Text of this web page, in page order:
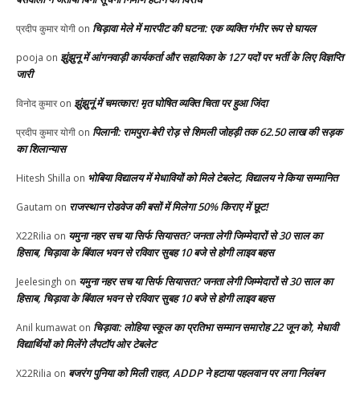
प्रदीप कुमार योगी on चिड़ावा मेले में मारपीट की घटना: एक व्यक्ति गंभीर रूप से घायल
pooja on झुंझुनू में आंगनवाड़ी कार्यकर्ता और सहायिका के 127 पदों पर भर्ती के लिए विज्ञप्ति
जारी
विनोद कुमारon झुंझुनूं में चमत्कार! मृत घोषित व्यक्ति चिता पर हुआ जिंदा
प्रदीप कुमार योगी on पिलानी: रामपुरा-बेरी रोड़ से शिमली जोहड़ी तक 62.50 लाख की सड़क
का शिलान्यास
Hitesh Shilla on भोबिया विद्यालय में मेधावियों को मिले टेबलेट, विद्यालय ने किया सम्मानित
Gautam on राजस्थान रोडवेज की बसों में मिलेगा 50% किराए में छूट!
X22Rilia on यमुना नहर सच या सिर्फ सियासत? जनता लेगी जिम्मेदारों से 30 साल का
हिसाब, चिड़ावा के बिंवाल भवन से रविवार सुबह 10 बजे से होगी लाइव बहस
Jeelesingh on यमुना नहर सच या सिर्फ सियासत? जनता लेगी जिम्मेदारों से 30 साल का
हिसाब, चिड़ावा के बिंवाल भवन से रविवार सुबह 10 बजे से होगी लाइव बहस
Anil kumawat on चिड़ावा: लोहिया स्कूल का प्रतिभा सम्मान समारोह 22 जून को, मेधावी
विद्यार्थियों को मिलेंगे लैपटॉप ओर टेबलेट
X22Rilia on बजरंग पुनिया को मिली राहत, ADDP ने हटाया पहलवान पर लगा निलंबन